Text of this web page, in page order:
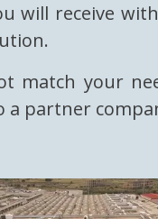
will receive
match your
a partner